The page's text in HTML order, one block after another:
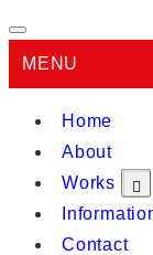
MENU
Home
About
Works
Contact